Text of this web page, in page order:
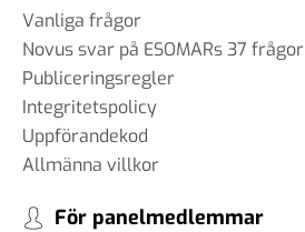
Vanliga frågor
Novus svar på ESOMARs 37 frågor
Publiceringsregler
Integritetspolicy
Uppförandekod
Allmänna villkor
För panelmedlemmar